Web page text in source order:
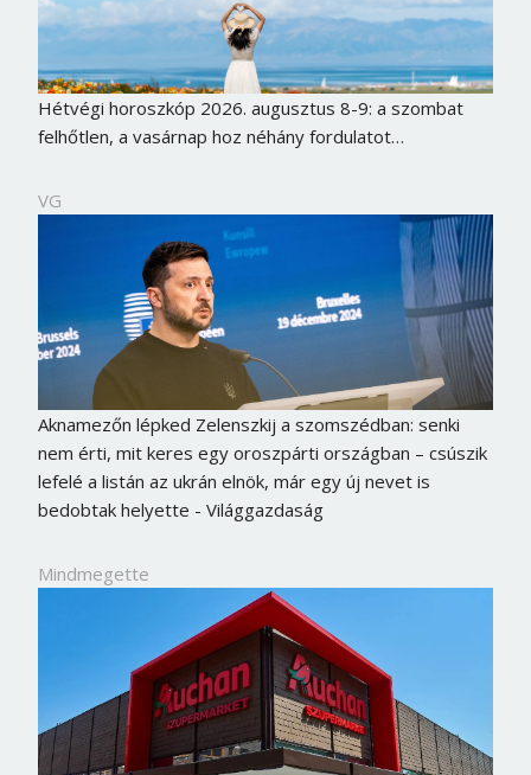
Hétvégi horoszkóp 2026. augusztus 8-9: a szombat
felhőtlen, a vasárnap hoz néhány fordulatot…
VG
Aknamezőn lépked Zelenszkij a szomszédban: senki
nem érti, mit keres egy oroszpárti országban – csúszik
lefelé a listán az ukrán elnök, már egy új nevet is
bedobtak helyette - Világgazdaság
Mindmegette